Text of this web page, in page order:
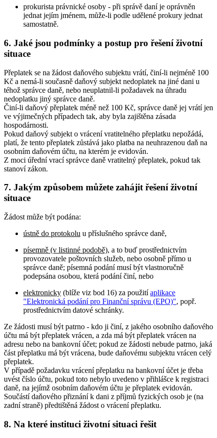
prokurista právnické osoby - při správě daní je oprávněn
jednat jejím jménem, může-li podle udělené prokury jednat
samostatně.
6. Jaké jsou podmínky a postup pro řešení životní
situace
Přeplatek se na žádost daňového subjektu vrátí, činí-li nejméně 100
Kč a nemá-li současně daňový subjekt nedoplatek na jiné dani u
téhož správce daně, nebo neuplatnil-li požadavek na úhradu
nedoplatku jiný správce daně.
Činí-li daňový přeplatek méně než 100 Kč, správce daně jej vrátí jen
ve výjimečných případech tak, aby byla zajištěna zásada
hospodárnosti.
Pokud daňový subjekt o vrácení vratitelného přeplatku nepožádá,
platí, že tento přeplatek zůstává jako platba na neuhrazenou daň na
osobním daňovém účtu, na kterém je evidován.
Z moci úřední vrací správce daně vratitelný přeplatek, pokud tak
stanoví zákon.
7. Jakým způsobem můžete zahájit řešení životní
situace
Žádost může být podána:
ústně do protokolu u příslušného správce daně,
písemně (v listinné podobě), a to buď prostřednictvím
provozovatele poštovních služeb, nebo osobně přímo u
správce daně; písemná podání musí být vlastnoručně
podepsána osobou, která podání činí, nebo
elektronicky (blíže viz bod 16) za použitíaplikace
"Elektronická podání pro Finanční správu (EPO)", popř.
prostřednictvím datové schránky.
Ze žádosti musí být patrno - kdo ji činí, z jakého osobního daňového
účtu má být přeplatek vrácen, a zda má být přeplatek vrácen na
adresu nebo na bankovní účet; pokud ze žádosti nebude patrno, jaká
část přeplatku má být vrácena, bude daňovému subjektu vrácen celý
přeplatek.
V případě požadavku vrácení přeplatku na bankovní účet je třeba
uvést číslo účtu, pokud toto nebylo uvedeno v přihlášce k registraci
daně, na jejímž osobním daňovém účtu je přeplatek evidován.
Součástí daňového přiznání k dani z příjmů fyzických osob je (na
zadní straně) předtištěná žádost o vrácení přeplatku.
8. Na které instituci životní situaci řešit